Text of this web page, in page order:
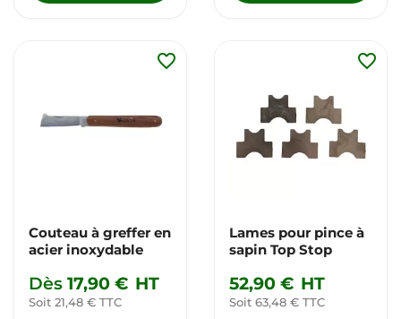
Couteau à greffer en
acier inoxydable
Dès 17,90 € HT
Soit 21,48 € TTC
favorite_border
Lames pour pince à
sapin Top Stop
52,90 € HT
Soit 63,48 € TTC
favorite_border